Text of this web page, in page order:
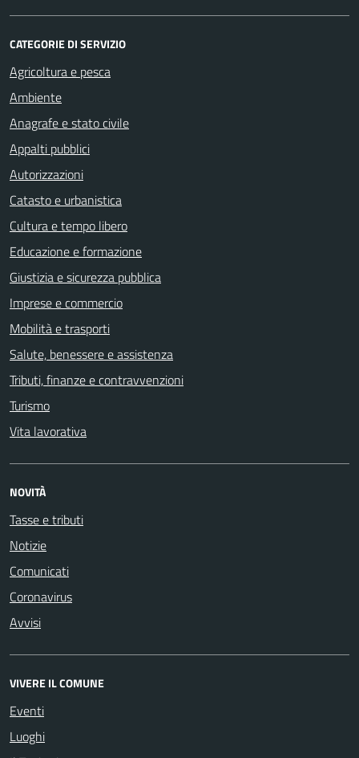
CATEGORIE DI SERVIZIO
Agricoltura e pesca
Ambiente
Anagrafe e stato civile
Appalti pubblici
Autorizzazioni
Catasto e urbanistica
Cultura e tempo libero
Educazione e formazione
Giustizia e sicurezza pubblica
Imprese e commercio
Mobilità e trasporti
Salute, benessere e assistenza
Tributi, finanze e contravvenzioni
Turismo
Vita lavorativa
NOVITÀ
Tasse e tributi
Notizie
Comunicati
Coronavirus
Avvisi
VIVERE IL COMUNE
Eventi
Luoghi